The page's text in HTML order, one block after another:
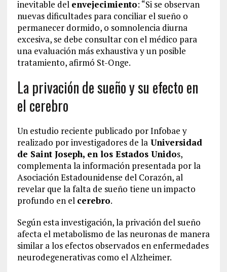
inevitable del envejecimiento: “Si se observan
nuevas dificultades para conciliar el sueño o
permanecer dormido, o somnolencia diurna
excesiva, se debe consultar con el médico para
una evaluación más exhaustiva y un posible
tratamiento, afirmó St-Onge.
La privación de sueño y su efecto en
el cerebro
Un estudio reciente publicado por Infobae y
realizado por investigadores de laUniversidad
de Saint Joseph, en los Estados Unidos,
complementa la información presentada por la
Asociación Estadounidense del Corazón, al
revelar que la falta de sueño tiene un impacto
profundo en el cerebro.
Según esta investigación, la privación del sueño
afecta el metabolismo de las neuronas de manera
similar a los efectos observados en enfermedades
neurodegenerativas como el Alzheimer.